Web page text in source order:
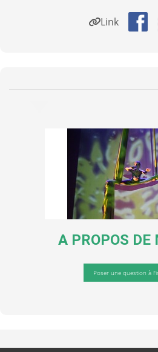
Link
A PROPOS DE
Poser une question à